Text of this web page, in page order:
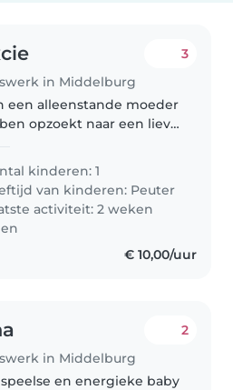
in Middelburg
3
een alleenstande moeder
opzoekt naar een lieve
speelse, knuffelige en
dreumes. Je bent
welkom om bij..
kinderen: 1
van kinderen: Peuter
activiteit: 2 weken
€ 10,00/uur
in Middelburg
2
en energieke baby